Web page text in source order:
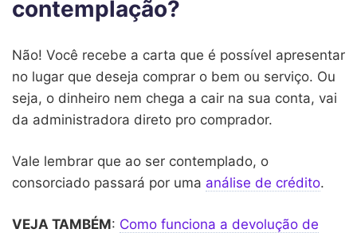
contemplação?
Não! Você recebe a carta que é possível apresentar
no lugar que deseja comprar o bem ou serviço. Ou
seja, o dinheiro nem chega a cair na sua conta, vai
da administradora direto pro comprador.
Vale lembrar que ao ser contemplado, o
consorciado passará por uma análise de crédito.
VEJA TAMBÉM: Como funciona a devolução de